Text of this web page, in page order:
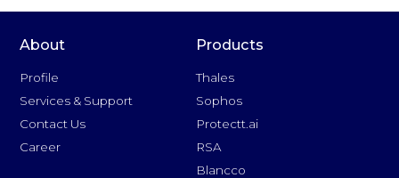
About
Profile
Services & Support
Contact Us
Career
Products
Thales
Sophos
Protectt.ai
RSA
Blancco